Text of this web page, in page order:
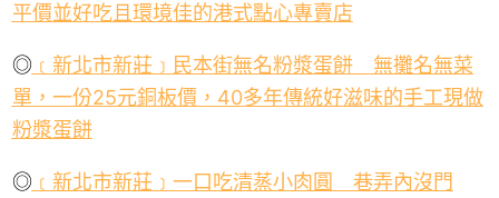
平價並好吃且環境佳的港式點心專賣店
◎ ﹝新北市新莊﹞民本街無名粉漿蛋餅 無攤名無菜
單，一份25元銅板價， 40多年傳統好滋味的手工現做
粉漿蛋餅
◎ ﹝新北市新莊﹞一口吃清蒸小肉圓 巷弄內沒門